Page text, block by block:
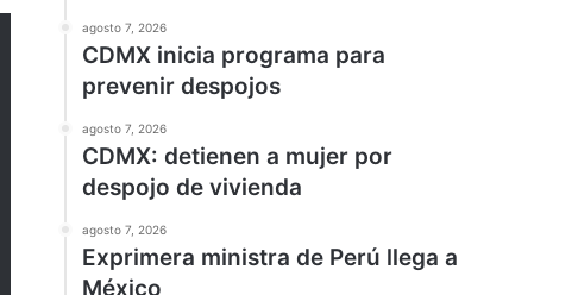
agosto 7, 2026
CDMX inicia programa para
prevenir despojos
agosto 7, 2026
CDMX: detienen a mujer por
despojo de vivienda
agosto 7, 2026
Exprimera ministra de Perú llega a
México